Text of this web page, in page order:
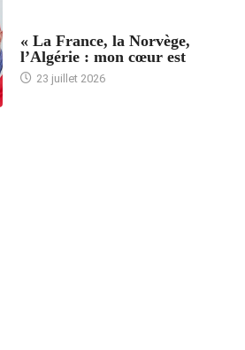
« La France, la Norvège,
l’Algérie : mon cœur est
23 juillet 2026